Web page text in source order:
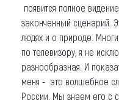
появится полное
законченный сценарий.
людях и о природе.
по телевизору, я не
разнообразная. И
меня - это волшебное
России. Мы знаем его с